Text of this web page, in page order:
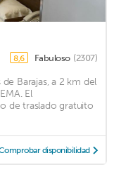
8,6 Fabuloso (2307)
Barajas, a 2 km del
El
de traslado gratuito
disponibilidad